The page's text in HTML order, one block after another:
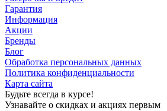
Гарантия
Информация
Акции
Бренды
Блог
Обработка персональных данных
Политика конфиденциальности
Карта сайта
Будьте всегда в курсе!
Узнавайте о скидках и акциях первым